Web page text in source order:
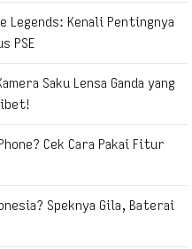
Legends: Kenali Pentingnya
PSE
Saku Lensa Ganda yang
Cek Cara Pakai Fitur
Speknya Gila, Baterai